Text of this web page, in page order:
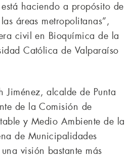
haciendo a propósito de
áreas metropolitanas”,
civil en Bioquímica de la
Católica de Valparaíso
Jiménez, alcalde de Punta
de la Comisión de
y Medio Ambiente de la
de Municipalidades
visión bastante más